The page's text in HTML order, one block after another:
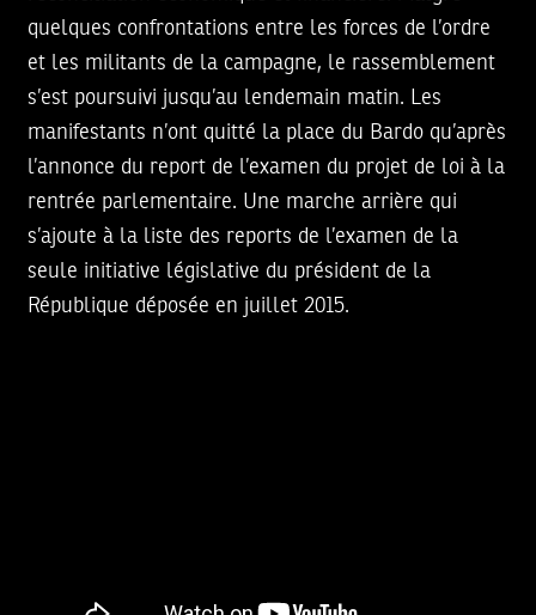
quelques confrontations entre les forces de l’ordre
et les militants de la campagne, le rassemblement
s’est poursuivi jusqu’au lendemain matin. Les
manifestants n’ont quitté la place du Bardo qu’après
l’annonce du report de l’examen du projet de loi à la
rentrée parlementaire. Une marche arrière qui
s’ajoute à la liste des reports de l’examen de la
seule initiative législative du président de la
République déposée en juillet 2015.